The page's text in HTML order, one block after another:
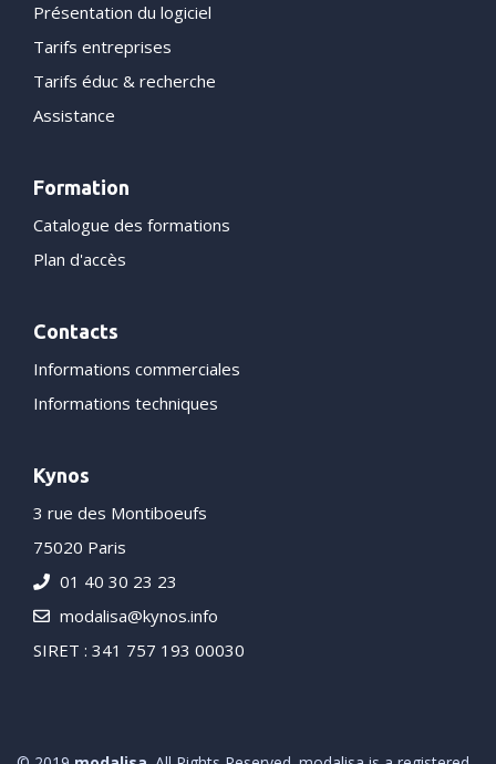
Présentation du logiciel
Tarifs entreprises
Tarifs éduc & recherche
Assistance
Formation
Catalogue des formations
Plan d'accès
Contacts
Informations commerciales
Informations techniques
Kynos
3 rue des Montiboeufs
75020 Paris
01 40 30 23 23
modalisa@kynos.info
SIRET : 341 757 193 00030